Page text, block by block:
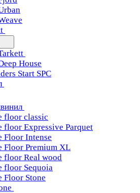
House
Start SPC
floor classic
floor Expressive Parquet
Floor Intense
Floor Premium XL
floor Real wood
floor Sequoia
Floor Stone